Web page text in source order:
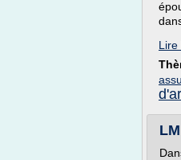
Lire